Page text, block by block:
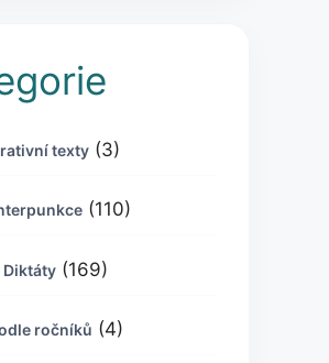
texty (3)
(110)
Diktáty (169)
ročníků (4)